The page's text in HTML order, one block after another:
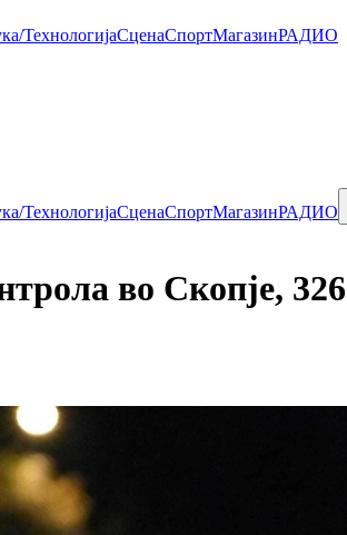
ТехнологијаСценаСпортМагазинРАДИО
ТехнологијаСценаСпортМагазинРАДИО
во Скопје, 326